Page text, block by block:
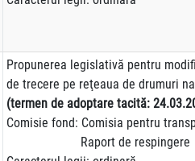
Propunerea legislativă pentru
de trecere pe reţeaua de drumuri
(termen de adoptare tacită:
Comisie fond: Comisia pentru
Raport de respingere